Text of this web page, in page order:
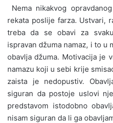
Nema nikakvog
rekata poslije farza. Ustvari,
treba da se obavi za
ispravan džuma namaz, i to u
obavlja džuma. Motivacija je
namazu koji u sebi krije
zaista je nedopustiv.
siguran da postoje uslovi
predstavom istodobno
nisam siguran da li ga